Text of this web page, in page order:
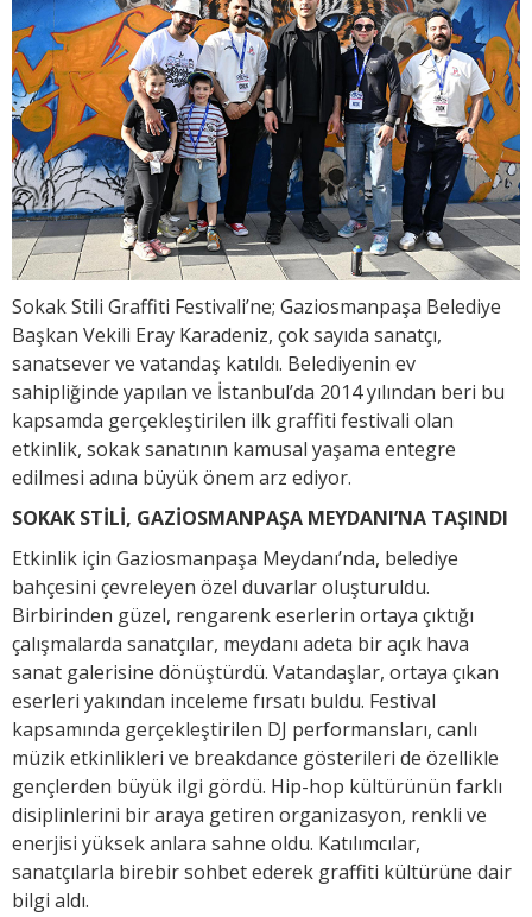
Sokak Stili Graffiti Festivali’ne; Gaziosmanpaşa Belediye
Başkan Vekili Eray Karadeniz, çok sayıda sanatçı,
sanatsever ve vatandaş katıldı. Belediyenin ev
sahipliğinde yapılan ve İstanbul’da 2014 yılından beri bu
kapsamda gerçekleştirilen ilk graffiti festivali olan
etkinlik, sokak sanatının kamusal yaşama entegre
edilmesi adına büyük önem arz ediyor.
SOKAK STİLİ, GAZİOSMANPAŞA MEYDANI’NA TAŞINDI
Etkinlik için Gaziosmanpaşa Meydanı’nda, belediye
bahçesini çevreleyen özel duvarlar oluşturuldu.
Birbirinden güzel, rengarenk eserlerin ortaya çıktığı
çalışmalarda sanatçılar, meydanı adeta bir açık hava
sanat galerisine dönüştürdü. Vatandaşlar, ortaya çıkan
eserleri yakından inceleme fırsatı buldu. Festival
kapsamında gerçekleştirilen DJ performansları, canlı
müzik etkinlikleri ve breakdance gösterileri de özellikle
gençlerden büyük ilgi gördü. Hip-hop kültürünün farklı
disiplinlerini bir araya getiren organizasyon, renkli ve
enerjisi yüksek anlara sahne oldu. Katılımcılar,
sanatçılarla birebir sohbet ederek graffiti kültürüne dair
bilgi aldı.